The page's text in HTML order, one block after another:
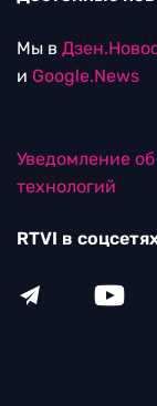
Мы в
и Google.News
Уведомление
технологий
RTVI в